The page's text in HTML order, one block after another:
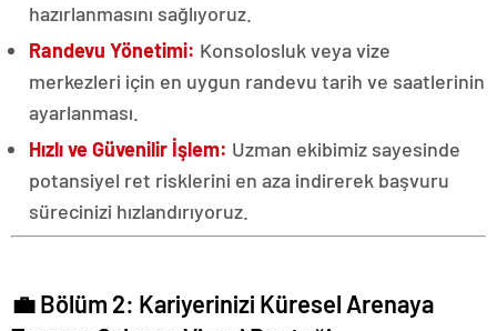
hazırlanmasını sağlıyoruz.
Randevu Yönetimi: Konsolosluk veya vize
merkezleri için en uygun randevu tarih ve saatlerinin
ayarlanması.
Hızlı ve Güvenilir İşlem: Uzman ekibimiz sayesinde
potansiyel ret risklerini en aza indirerek başvuru
sürecinizi hızlandırıyoruz.
💼 Bölüm 2: Kariyerinizi Küresel Arenaya